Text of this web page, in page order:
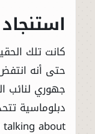
كانت تلك
حتى أنه
جهوري لنائب
دبلوماسية